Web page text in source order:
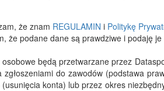
że znam REGULAMIN i Politykę
że podane dane są prawdziwe i podaję
będą przetwarzane przez
zgłoszeniami do zawodów (podstawa
konta) lub przez okres